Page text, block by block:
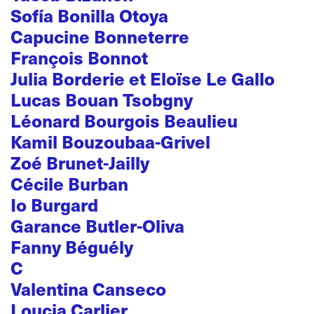
Sofía Bonilla Otoya
Capucine Bonneterre
François Bonnot
Julia Borderie et Eloïse Le Gallo
Lucas Bouan Tsobgny
Léonard Bourgois Beaulieu
Kamil Bouzoubaa-Grivel
Zoé Brunet-Jailly
Cécile Burban
Io Burgard
Garance Butler-Oliva
Fanny Béguély
C
Valentina Canseco